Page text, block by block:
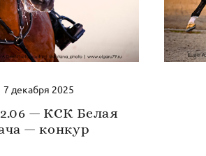
7 декабря 2025
— КСК Белая
— конкур